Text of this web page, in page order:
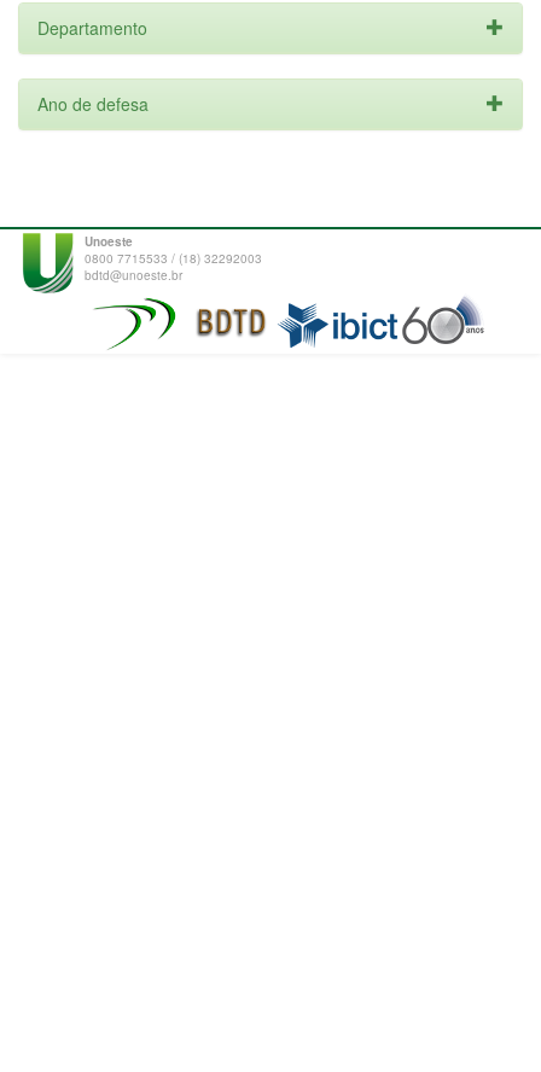
Departamento
Ano de defesa
Unoeste
0800 7715533 / (18) 32292003
bdtd@unoeste.br